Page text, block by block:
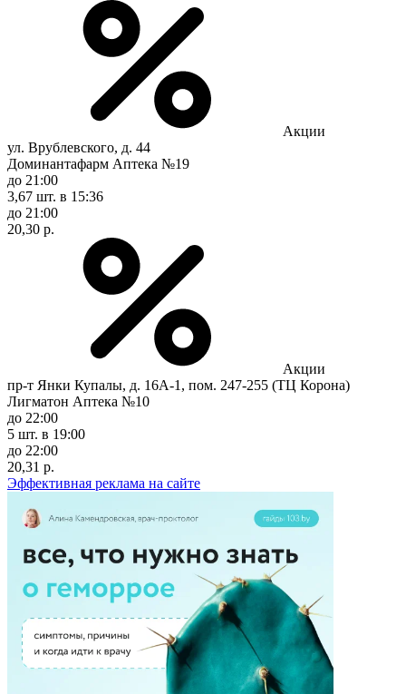
Акции
ул. Врублевского, д. 44
Доминантафарм Аптека №19
до 21:00
3,67 шт. в 15:36
до 21:00
20,30 р.
Акции
пр-т Янки Купалы, д. 16А-1, пом. 247-255 (ТЦ Корона)
Лигматон Аптека №10
до 22:00
5 шт. в 19:00
до 22:00
20,31 р.
Эффективная реклама на сайте